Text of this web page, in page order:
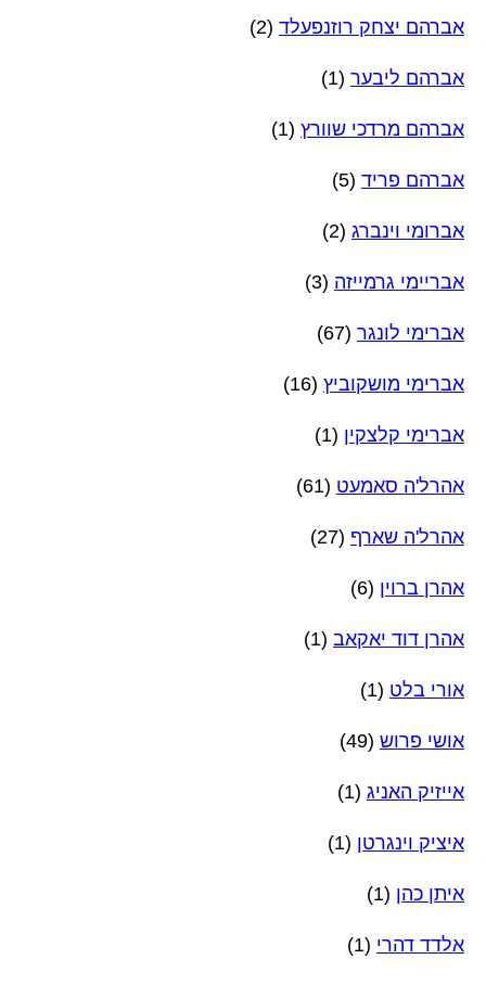
אברהם יצחק רוזנפעלד (2)
אברהם ליבער (1)
אברהם מרדכי שוורץ (1)
אברהם פריד (5)
אברומי וינברג (2)
אבריימי גרמייזה (3)
אברימי לונגר (67)
אברימי מושקוביץ (16)
אברימי קלצקין (1)
אהרל'ה סאמעט (61)
אהרל'ה שארף (27)
אהרן ברוין (6)
אהרן דוד יאקאב (1)
אורי בלט (1)
אושי פרוש (49)
אייזיק האניג (1)
איציק וינגרטן (1)
איתן כהן (1)
אלדד דהרי (1)